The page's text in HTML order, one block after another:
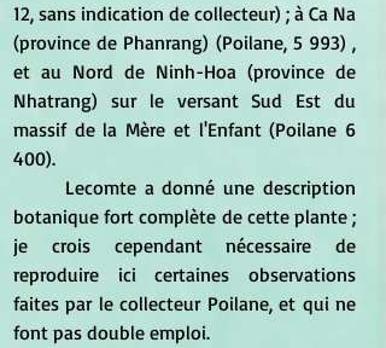
12, sans indication de collecteur) ; à Ca Na
(province de Phanrang) (Poilane, 5 993) ,
et au Nord de Ninh-Hoa (province de
Nhatrang) sur le versant Sud Est du
massif de la Mère et l'Enfant (Poilane 6
400).
botanique fort complète de cette plante ;
je crois cependant nécessaire de
reproduire ici certaines observations
faites par le collecteur Poilane, et qui ne
font pas double emploi.